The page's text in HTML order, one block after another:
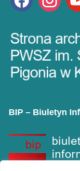
BIP – Biuletyn